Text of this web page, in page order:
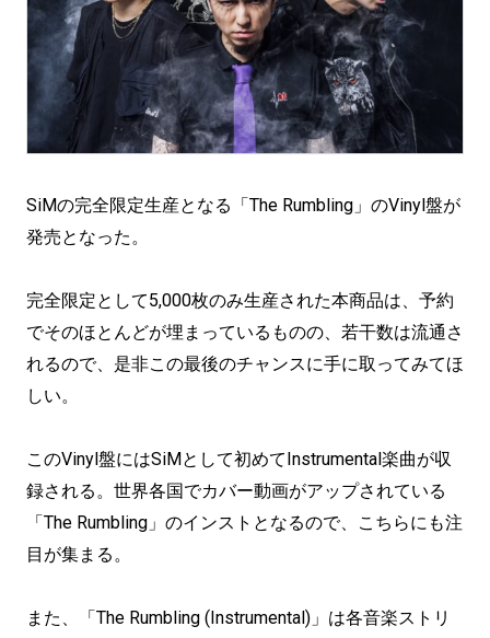
SiMの完全限定生産となる「The Rumbling」のVinyl盤が
発売となった。
完全限定として5,000枚のみ生産された本商品は、予約
でそのほとんどが埋まっているものの、若干数は流通さ
れるので、是非この最後のチャンスに手に取ってみてほ
しい。
このVinyl盤にはSiMとして初めてInstrumental楽曲が収
録される。世界各国でカバー動画がアップされている
「The Rumbling」のインストとなるので、こちらにも注
目が集まる。
また、「The Rumbling (Instrumental)」は各音楽ストリ